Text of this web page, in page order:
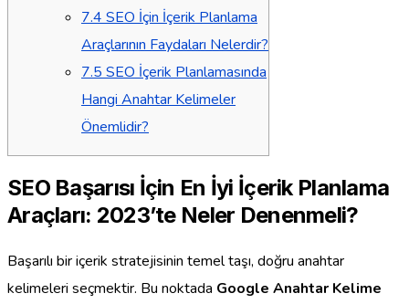
7.4 SEO İçin İçerik Planlama
Araçlarının Faydaları Nelerdir?
7.5 SEO İçerik Planlamasında
Hangi Anahtar Kelimeler
Önemlidir?
SEO Başarısı İçin En İyi İçerik Planlama
Araçları: 2023’te Neler Denenmeli?
Başarılı bir içerik stratejisinin temel taşı, doğru anahtar
kelimeleri seçmektir. Bu noktada Google Anahtar Kelime